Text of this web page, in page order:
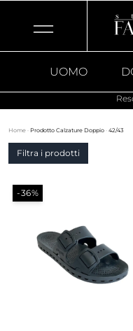
UOMO
Home · Prodotto Calzature Doppio · 42/43
Filtra i prodotti
-36%